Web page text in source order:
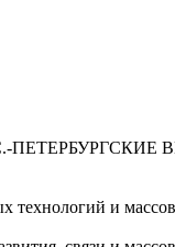
ПЕТЕРБУРГСКИЕ
и